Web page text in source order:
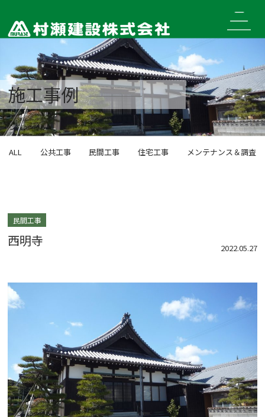
content
施工事例
ALL 公共工事 民間工事 住宅工事 メンテナンス＆調査
民間工事
西明寺 2022.05.27